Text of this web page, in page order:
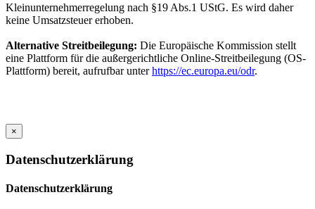
Kleinunternehmerregelung nach §19 Abs.1 UStG. Es wird daher
keine Umsatzsteuer erhoben.
Alternative Streitbeilegung: Die Europäische Kommission stellt
eine Plattform für die außergerichtliche Online-Streitbeilegung (OS-
Plattform) bereit, aufrufbar unterhttps://ec.europa.eu/odr.
×
Datenschutzerklärung
Datenschutzerklärung